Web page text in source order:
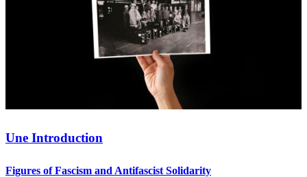
Une Introduction
Figures of Fascism and Antifascist Solidarity